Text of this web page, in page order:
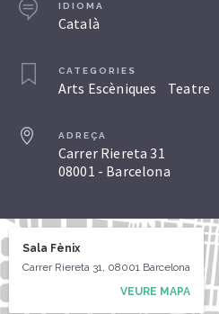
IDIOMA
Català
CATEGORIES
Arts Escèniques Teatre
ADREÇA
Carrer Riereta 31
08001 - Barcelona
Sala Fènix
Carrer Riereta 31, 08001 Barcelona
VEURE MAPA